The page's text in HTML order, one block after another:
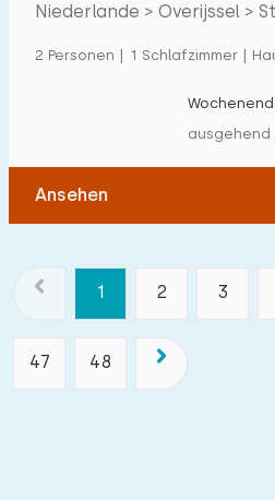
Niederlande > Overijssel >
2 Personen | 1 Schlafzimmer |
ausgehend
Ansehen
1 2 3
47 48